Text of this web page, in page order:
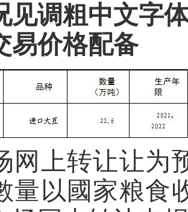
见调粗中文字
易价格配备
网上转让让为
量以國家粮食